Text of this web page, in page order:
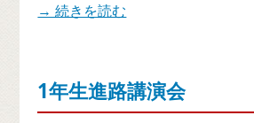
→ 続きを読む
1年生進路講演会